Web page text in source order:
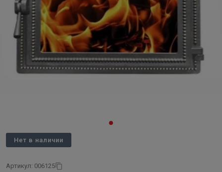
Нет в наличии
Артикул: 006125